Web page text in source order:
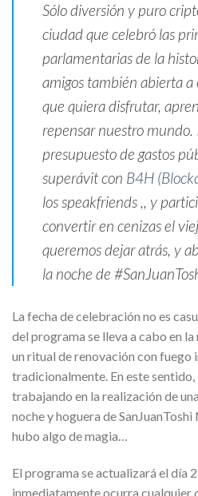
Sólo diversión y puro
ciudad que celebró las
parlamentarias de la
amigos también abierta
que quiera disfrutar,
repensar nuestro mundo.
presupuesto de gastos
superávit con B4H
los speakfriends ,, y
convertir en cenizas el
queremos dejar atrás, y
la noche de
La fecha de celebración no es
del programa se lleva a cabo en la
un ritual de renovación con fuego
tradicionalmente. En este
trabajando en la realización de
noche y hoguera de
hubo algo de magia…
El programa se actualizará el día
inmediatamente ocurra cualquier